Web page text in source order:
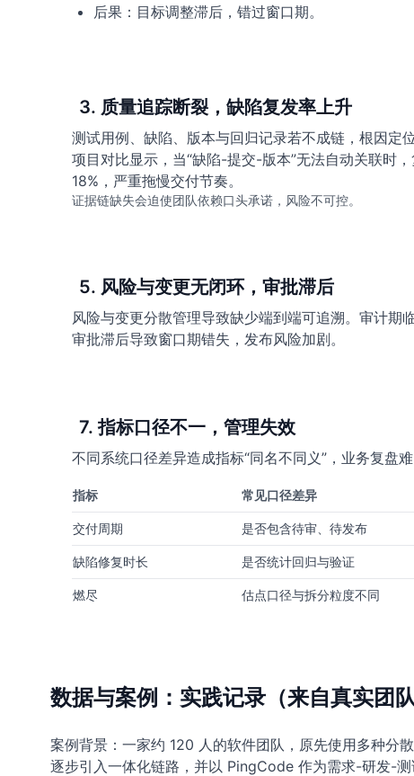
后果：目标调整滞后，错过窗口期。
3. 质量追踪断裂，缺陷复发率上升
测试用例、缺陷、版本与回归记录若不成链，根因定
项目对比显示，当“缺陷-提交-版本”无法自动关联时
18%，严重拖慢交付节奏。
证据链缺失会迫使团队依赖口头承诺，风险不可控。
5. 风险与变更无闭环，审批滞后
风险与变更分散管理导致缺少端到端可追溯。审计期
审批滞后导致窗口期错失，发布风险加剧。
7. 指标口径不一，管理失效
不同系统口径差异造成指标“同名不同义”，业务复盘
指标 常见口径差异
交付周期 是否包含待审、待发布
缺陷修复时长 是否统计回归与验证
燃尽 估点口径与拆分粒度不同
数据与案例：实践记录（来自真实团
案例背景：一家约 120 人的软件团队，原先使用多种分
逐步引入一体化链路，并以 PingCode 作为需求-研发-测